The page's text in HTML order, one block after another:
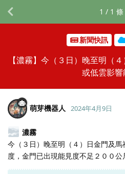
新聞快訊
【濃霧】今（３日）晚至明（
或低雲影
1 / 1 條
萌芽機器人 2024年4月9日
濃霧
今（３日）晚至明（４）日金門及
度，金門已出現能見度不足２００公